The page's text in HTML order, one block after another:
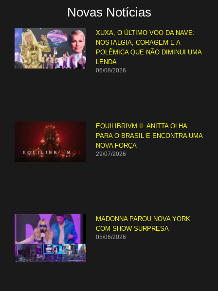
Novas Notícias
XUXA, O ÚLTIMO VOO DA NAVE:
NOSTALGIA, CORAGEM E A
POLÊMICA QUE NÃO DIMINUI UMA
LENDA
06/08/2026
EQUILIBRIVM II: ANITTA OLHA
PARA O BRASIL E ENCONTRA UMA
NOVA FORÇA
29/07/2026
MADONNA PAROU NOVA YORK
COM SHOW SURPRESA
05/06/2026